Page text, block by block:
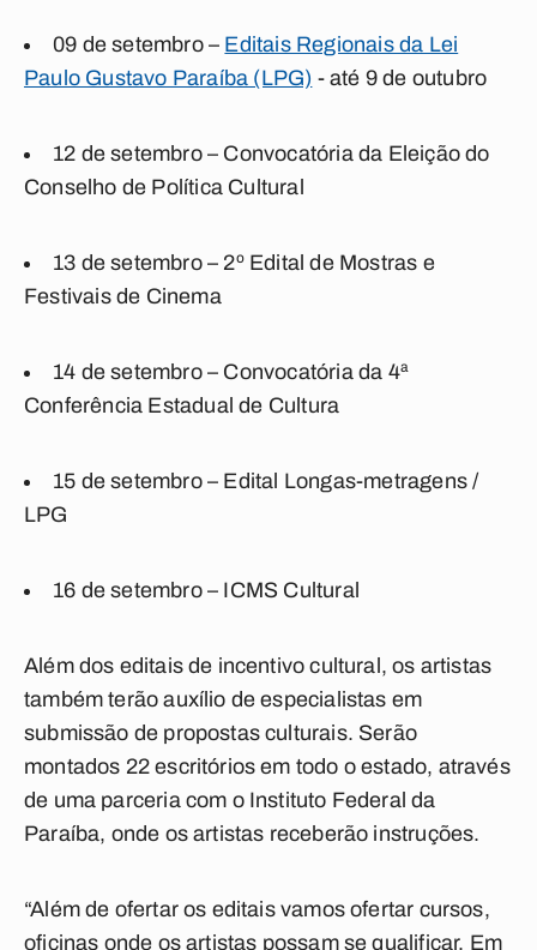
09 de setembro – Editais Regionais da Lei
Paulo Gustavo Paraíba (LPG) -até 9 de outubro
12 de setembro – Convocatória da Eleição do
Conselho de Política Cultural
13 de setembro – 2º Edital de Mostras e
Festivais de Cinema
14 de setembro – Convocatória da 4ª
Conferência Estadual de Cultura
15 de setembro – Edital Longas-metragens /
LPG
16 de setembro – ICMS Cultural
Além dos editais de incentivo cultural, os artistas
também terão auxílio de especialistas em
submissão de propostas culturais. Serão
montados 22 escritórios em todo o estado, através
de uma parceria com o Instituto Federal da
Paraíba, onde os artistas receberão instruções.
“Além de ofertar os editais vamos ofertar cursos,
oficinas onde os artistas possam se qualificar. Em